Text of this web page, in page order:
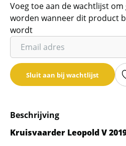
Voeg toe aan de wachtlijst
worden wanneer dit product
wordt
Vul
je
email
adres
de
wachtlijst
Sluit aan bij wachtlijst
Beschrijving
Kruisvaarder Leopold V